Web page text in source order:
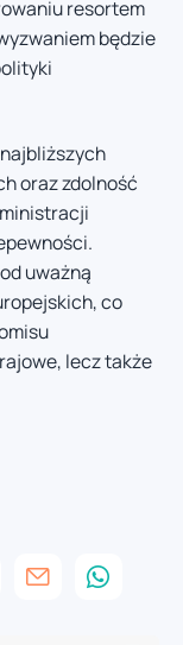
resortem
będzie
oraz zdolność
uważną
co
lecz także